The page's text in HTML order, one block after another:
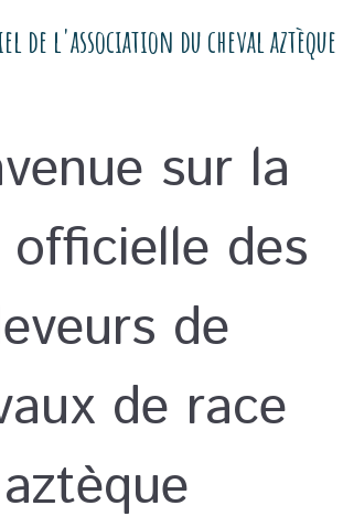
de l'association du cheval aztèque
sur la
officielle des
de
de race
aztèque